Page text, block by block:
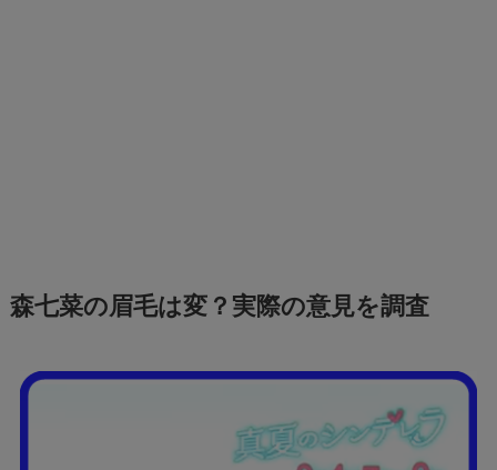
森七菜の眉毛は変？実際の意見を調査